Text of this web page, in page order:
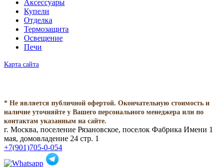
Аксессуары
Купели
Отделка
Термозащита
Освещение
Печи
Карта сайта
* Не является публичной офертой. Окончательную стоимость и
наличие уточняйте у Вашего персонального менеджера или по
контактам указанным на сайте.
г. Москва, поселение Рязановское, поселок Фабрика Имени 1
мая, домовладение 24 стр. 1
+7(901)705-0-054